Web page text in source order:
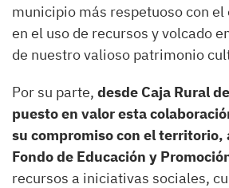
municipio más respetuoso con
en el uso de recursos y volcado
de nuestro valioso patrimonio
Por su parte, desde Caja Rural
puesto en valor esta
su compromiso con el territorio,
Fondo de Educación y
recursos a iniciativas sociales,